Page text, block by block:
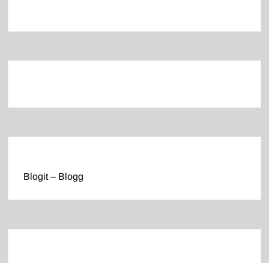
Blogit – Blogg